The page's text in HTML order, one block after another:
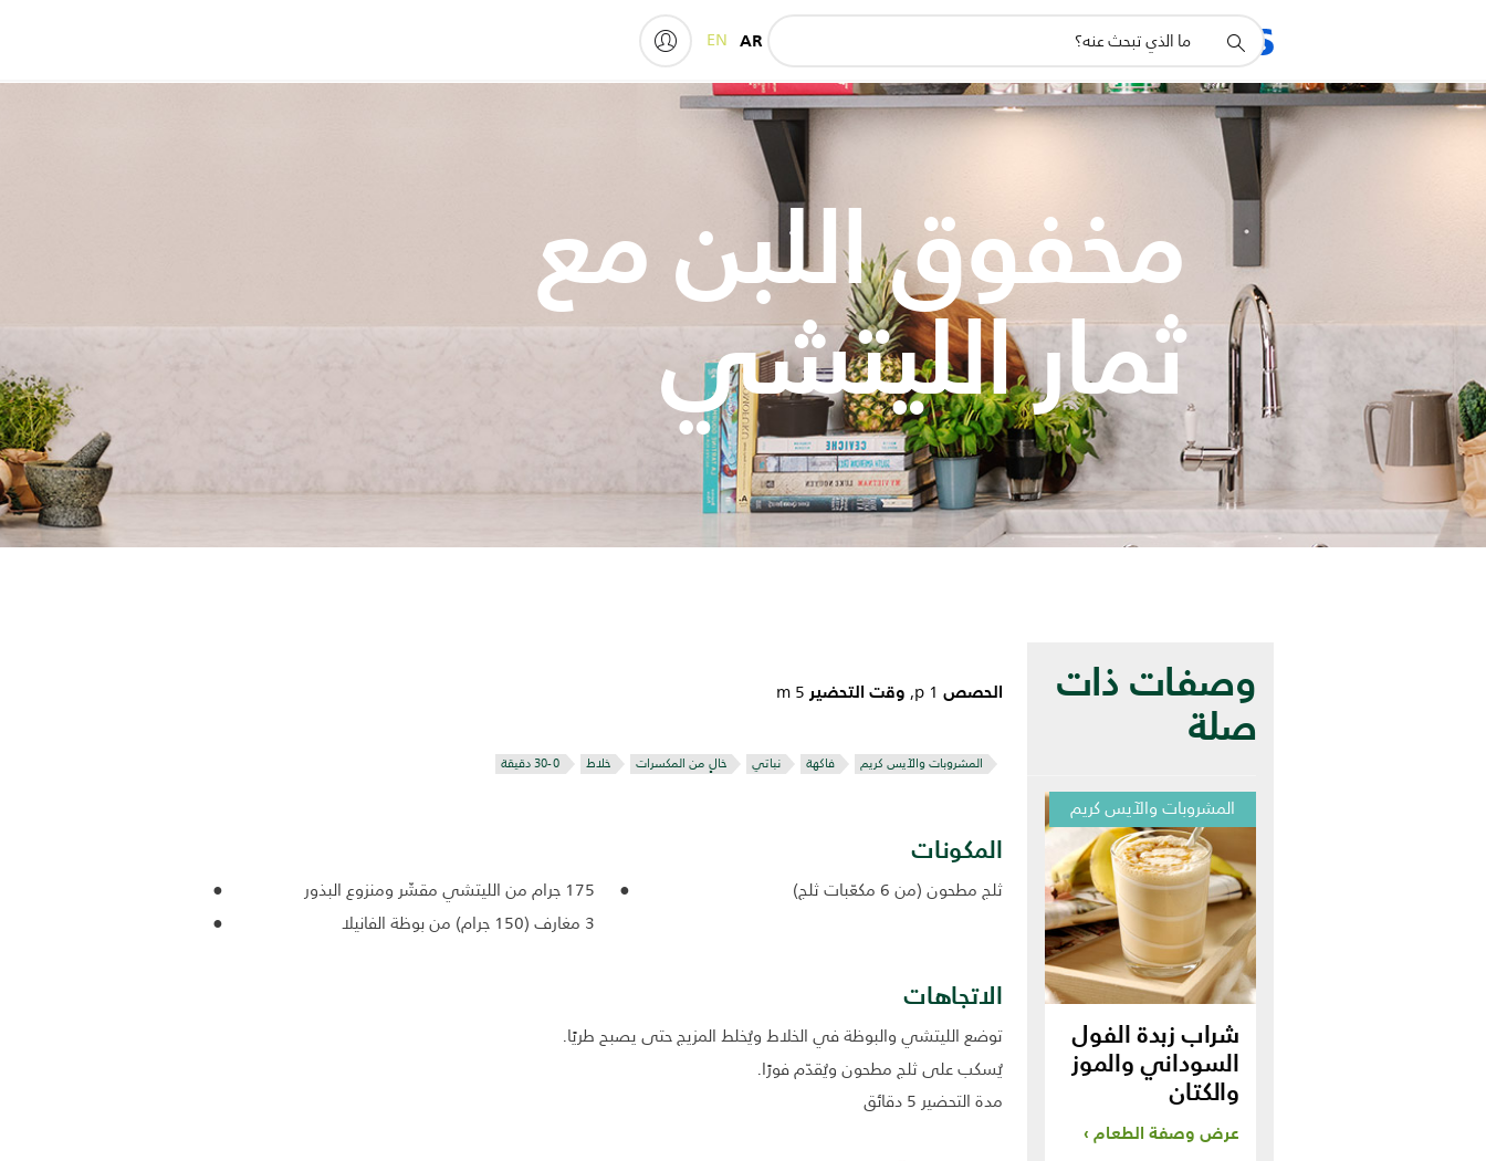
المنتجات
أيقونة
دعم
AR
EN
مخفوق اللبن مع
ثمار الليتشي
الحصص 1 p, وقت التحضير5 m
خلاط خالٍ من المكسرات نباتي فاكهة المشروبات والآيس كريم
المكونات
175 جرام من الليتشي مقشّر ومنزوع البذور
3 مغارف (150 جرام) من بوظة الفانيلا
ثلج مطحون (من 6 مكعّبات ثلج)
الاتجاهات
توضع الليتشي والبوظة في الخلاط ويُخلط المزيج حتى يصبح طريًا.
يُسكب على ثلج مطحون ويُقدّم فورًا.
مدة التحضير 5 دقائق
وصفات ذات
صلة
المشروبات والآيس كريم
شراب زبدة الفول
السوداني والموز
والكتان
عرض وصفة الطعام